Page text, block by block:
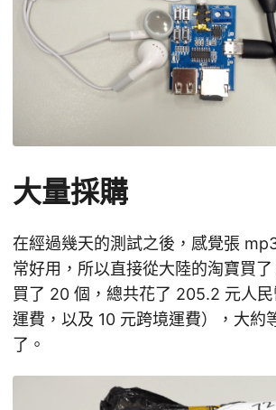
大量採購
在經過幾天的測試之後，感覺張
常好用，所以直接從大陸的淘寶買
買了 20 個，總共花了 205.2 元人
運費，以及 10 元跨境運費），大約
了。